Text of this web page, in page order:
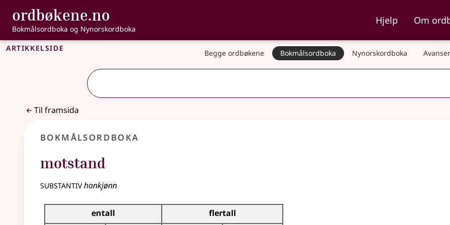
Gå til hovudinnhald
Tilgjenge
ordbøkene.no , Bokmålsordboka og Nynorskordboka
Bokmålsordboka og Nynorskordboka
Hjelp Om
Artikkelside Begge ordbøkene Bokmålsordboka Nynorskordboka
Til framsida
Bokmålsordboka
motstand
substantivhankjønn
Bøyingstabell for dette substantivet
entall
flertall